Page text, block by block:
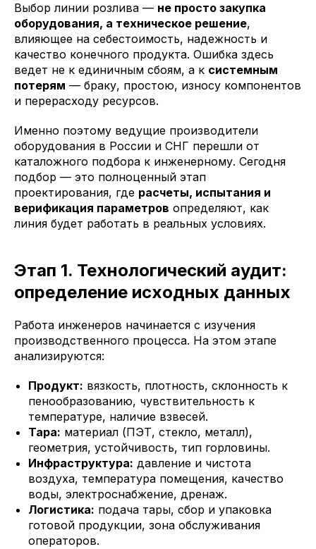
Выбор линии розлива — не просто закупка
оборудования, а техническое решение,
влияющее на себестоимость, надежность и
качество конечного продукта. Ошибка здесь
ведет не к единичным сбоям, а к системным
потерям — браку, простою, износу компонентов
и перерасходу ресурсов.
Именно поэтому ведущие производители
оборудования в России и СНГ перешли от
каталожного подбора к инженерному. Сегодня
подбор — это полноценный этап
проектирования, где расчеты, испытания и
верификация параметров определяют, как
линия будет работать в реальных условиях.
Этап 1. Технологический аудит:
определение исходных данных
Работа инженеров начинается с изучения
производственного процесса. На этом этапе
анализируются:
Продукт: вязкость, плотность, склонность к
пенообразованию, чувствительность к
температуре, наличие взвесей.
Тара: материал (ПЭТ, стекло, металл),
геометрия, устойчивость, тип горловины.
Инфраструктура: давление и чистота
воздуха, температура помещения, качество
воды, электроснабжение, дренаж.
Логистика: подача тары, сбор и упаковка
готовой продукции, зона обслуживания
операторов.